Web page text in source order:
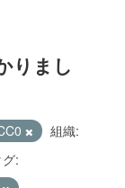
りまし
組織:
グ: